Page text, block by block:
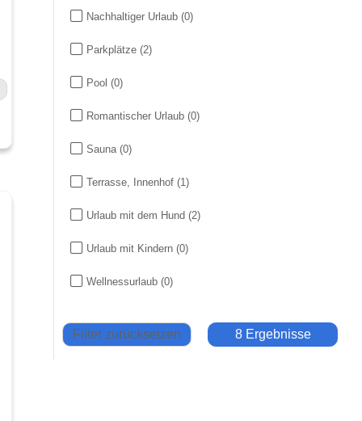
Nachhaltiger Urlaub (0)
Parkplätze (2)
Pool (0)
Romantischer Urlaub (0)
Sauna (0)
Terrasse, Innenhof (1)
Urlaub mit dem Hund (2)
Urlaub mit Kindern (0)
Wellnessurlaub (0)
Filter zurücksetzen 8 Ergebnisse